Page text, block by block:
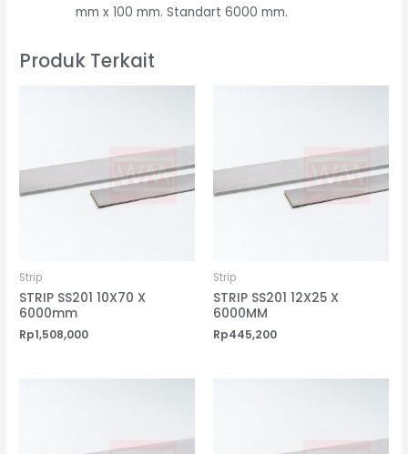
mm x 100 mm. Standart 6000 mm.
Produk Terkait
Strip
STRIP SS201 10X70 X
6000mm
Rp1,508,000
Strip
STRIP SS201 12X25 X
6000MM
Rp445,200